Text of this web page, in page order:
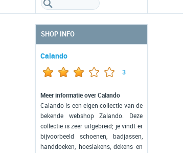
SHOP INFO
Calando
3
Meer informatie over Calando
Calando is een eigen collectie van de
bekende webshop Zalando. Deze
collectie is zeer uitgebreid; je vindt er
bijvoorbeeld schoenen, badjassen,
handdoeken, hoeslakens, dekens en